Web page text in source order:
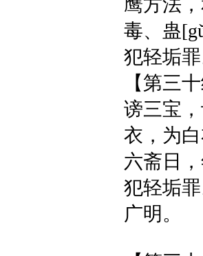
鹰方法
毒、蛊
犯轻垢
【第三
谤三宝
衣，为
六斋日
犯轻垢
广明。